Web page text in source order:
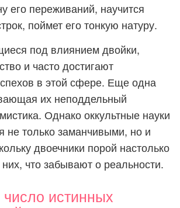
его переживаний, научится
поймет его тонкую натуру.
под влиянием двойки,
и часто достигают
в этой сфере. Еще одна
их неподдельный
Однако оккультные науки
не только заманчивыми, но и
двоечники порой настолько
что забывают о реальности.
истинных